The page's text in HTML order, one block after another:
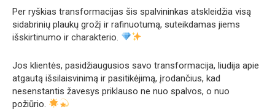
Per ryškias transformacijas šis spalvininkas atskleidžia visą
sidabrinių plaukų grožį ir rafinuotumą, suteikdamas jiems
išskirtinumo ir charakterio.
Jos klientės, pasidžiaugusios savo transformacija, liudija apie
atgautą išsilaisvinimą ir pasitikėjimą, įrodančius, kad
nesenstantis žavesys priklauso ne nuo spalvos, o nuo
požiūrio.